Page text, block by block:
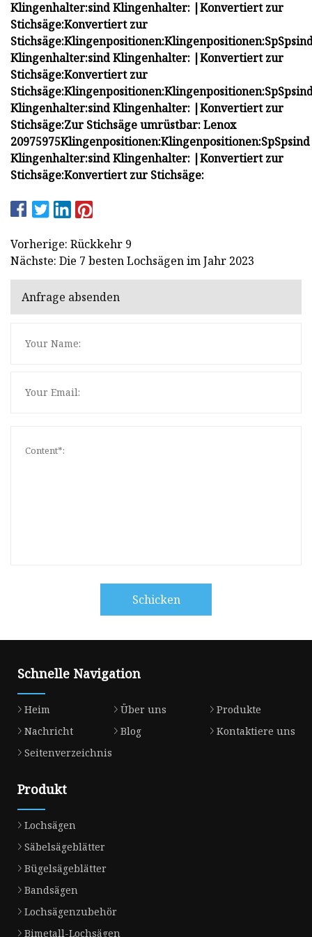
Klingenhalter:sind Klingenhalter: |Konvertiert zur
Stichsäge:Konvertiert zur
Stichsäge:Klingenpositionen:Klingenpositionen:SpSp
Klingenhalter:sind Klingenhalter: |Konvertiert zur
Stichsäge:Konvertiert zur
Stichsäge:Klingenpositionen:Klingenpositionen:SpSp
Klingenhalter:sind Klingenhalter: |Konvertiert zur
Stichsäge:Zur Stichsäge umrüstbar: Lenox
20975975Klingenpositionen:Klingenpositionen:SpSpsind
Klingenhalter:sind Klingenhalter: |Konvertiert zur
Stichsäge:Konvertiert zur Stichsäge:
Vorherige: Rückkehr 9
Nächste: Die 7 besten Lochsägen im Jahr 2023
Anfrage absenden
Schicken
Schnelle Navigation
Heim Über uns
Produkte
Nachricht
Blog
Kontaktiere uns
Seitenverzeichnis
Produkt
Lochsägen
Säbelsägeblätter
Bügelsägeblätter
Bandsägen
Lochsägenzubehör
Bimetall-Lochsägen